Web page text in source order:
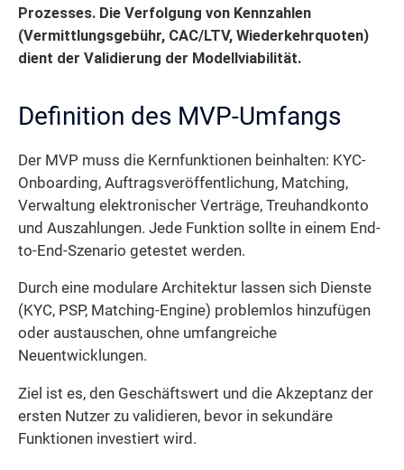
Prozesses. Die Verfolgung von Kennzahlen
(Vermittlungsgebühr, CAC/LTV, Wiederkehrquoten)
dient der Validierung der Modellviabilität.
Definition des MVP-Umfangs
Der MVP muss die Kernfunktionen beinhalten: KYC-
Onboarding, Auftragsveröffentlichung, Matching,
Verwaltung elektronischer Verträge, Treuhandkonto
und Auszahlungen. Jede Funktion sollte in einem End-
to-End-Szenario getestet werden.
Durch eine modulare Architektur lassen sich Dienste
(KYC, PSP, Matching-Engine) problemlos hinzufügen
oder austauschen, ohne umfangreiche
Neuentwicklungen.
Ziel ist es, den Geschäftswert und die Akzeptanz der
ersten Nutzer zu validieren, bevor in sekundäre
Funktionen investiert wird.